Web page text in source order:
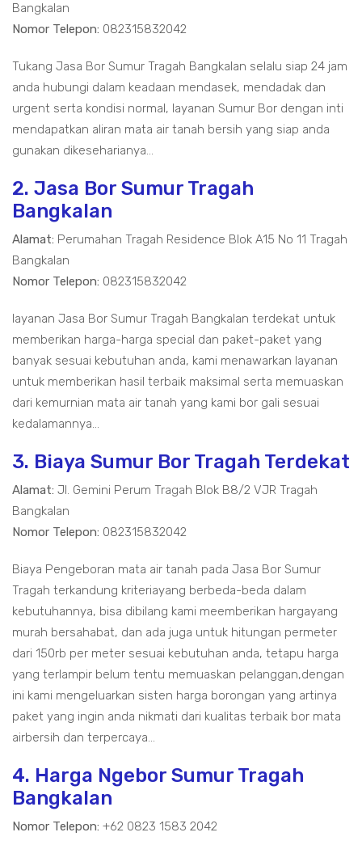
Bangkalan
Nomor Telepon: 082315832042
Tukang Jasa Bor Sumur Tragah Bangkalan selalu siap 24 jam
anda hubungi dalam keadaan mendasek, mendadak dan
urgent serta kondisi normal, layanan Sumur Bor dengan inti
mendapatkan aliran mata air tanah bersih yang siap anda
gunakan dikeseharianya...
2. Jasa Bor Sumur Tragah
Bangkalan
Alamat: Perumahan Tragah Residence Blok A15 No 11 Tragah
Bangkalan
Nomor Telepon: 082315832042
layanan Jasa Bor Sumur Tragah Bangkalan terdekat untuk
memberikan harga-harga special dan paket-paket yang
banyak sesuai kebutuhan anda, kami menawarkan layanan
untuk memberikan hasil terbaik maksimal serta memuaskan
dari kemurnian mata air tanah yang kami bor gali sesuai
kedalamannya...
3. Biaya Sumur Bor Tragah Terdekat
Alamat: Jl. Gemini Perum Tragah Blok B8/2 VJR Tragah
Bangkalan
Nomor Telepon: 082315832042
Biaya Pengeboran mata air tanah pada Jasa Bor Sumur
Tragah terkandung kriteriayang berbeda-beda dalam
kebutuhannya, bisa dibilang kami meemberikan hargayang
murah bersahabat, dan ada juga untuk hitungan permeter
dari 150rb per meter sesuai kebutuhan anda, tetapu harga
yang terlampir belum tentu memuaskan pelanggan,dengan
ini kami mengeluarkan sisten harga borongan yang artinya
paket yang ingin anda nikmati dari kualitas terbaik bor mata
airbersih dan terpercaya...
4. Harga Ngebor Sumur Tragah
Bangkalan
Nomor Telepon: +62 0823 1583 2042